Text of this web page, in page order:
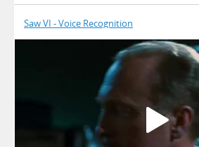
Saw VI - Voice Recognition